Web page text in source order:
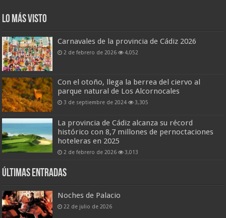
Lo más visto
Carnavales de la provincia de Cádiz 2026
2 de febrero de 2026 4,052
Con el otoño, llega la berrea del ciervo al
parque natural de Los Alcornocales
3 de septiembre de 2024 3,305
La provincia de Cádiz alcanza su récord
histórico con 8,7 millones de pernoctaciones
hoteleras en 2025
2 de febrero de 2026 3,013
Últimas entradas
Noches de Palacio
22 de julio de 2026